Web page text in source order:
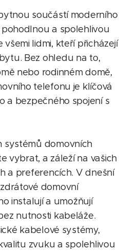
součástí moderního
a spolehlivou
lidmi, kteří přicházejí
Bez ohledu na to,
nebo rodinném domě,
telefonu je klíčová
a bezpečného spojení s
systémů domovních
vybrat, a záleží na vašich
a preferencích. V dnešní
domovní
instalují a umožňují
nutnosti kabeláže.
kabelové systémy,
zvuku a spolehlivou